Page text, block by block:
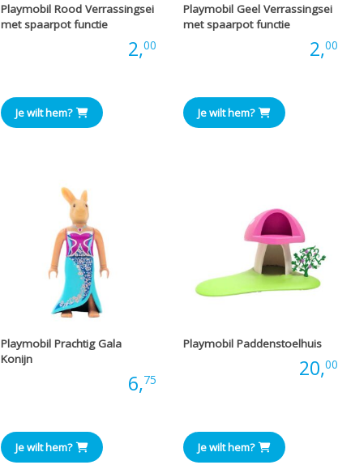
Playmobil Rood Verrassingsei
met spaarpot functie
2,00
Je wilt hem?
Playmobil Geel Verrassingsei
met spaarpot functie
2,00
Je wilt hem?
Playmobil Prachtig Gala
Konijn
6,75
Je wilt hem?
Playmobil Paddenstoelhuis
20,00
Je wilt hem?